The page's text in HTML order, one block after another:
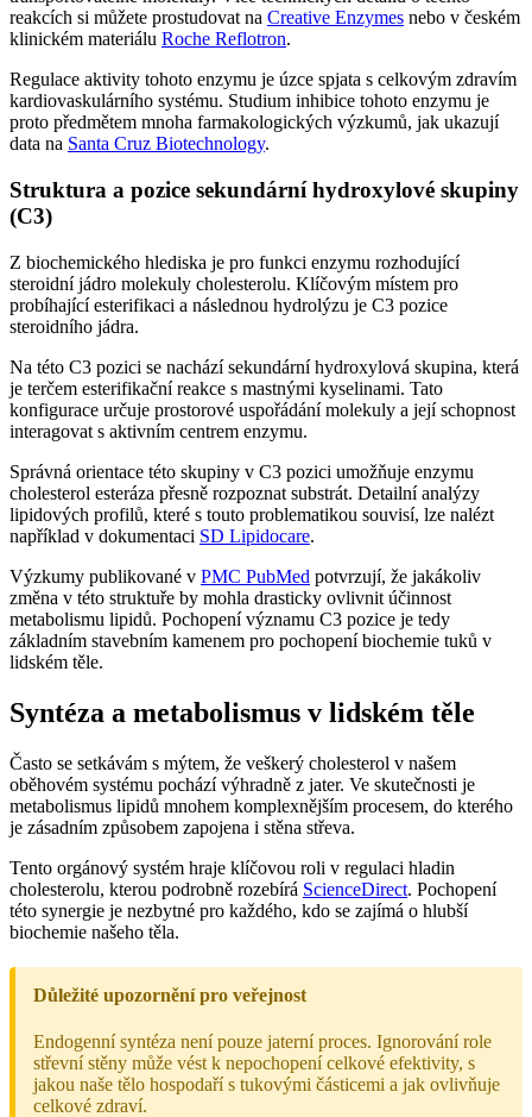
reakcích si můžete prostudovat na Creative Enzymes nebo v českém
klinickém materiálu Roche Reflotron.
Regulace aktivity tohoto enzymu je úzce spjata s celkovým zdravím
kardiovaskulárního systému. Studium inhibice tohoto enzymu je
proto předmětem mnoha farmakologických výzkumů, jak ukazují
data na Santa Cruz Biotechnology.
Struktura a pozice sekundární hydroxylové skupiny
(C3)
Z biochemického hlediska je pro funkci enzymu rozhodující
steroidní jádro molekuly cholesterolu. Klíčovým místem pro
probíhající esterifikaci a následnou hydrolýzu je C3 pozice
steroidního jádra.
Na této C3 pozici se nachází sekundární hydroxylová skupina, která
je terčem esterifikační reakce s mastnými kyselinami. Tato
konfigurace určuje prostorové uspořádání molekuly a její schopnost
interagovat s aktivním centrem enzymu.
Správná orientace této skupiny v C3 pozici umožňuje enzymu
cholesterol esteráza přesně rozpoznat substrát. Detailní analýzy
lipidových profilů, které s touto problematikou souvisí, lze nalézt
například v dokumentaci SD Lipidocare.
Výzkumy publikované v PMC PubMed potvrzují, že jakákoliv
změna v této struktuře by mohla drasticky ovlivnit účinnost
metabolismu lipidů. Pochopení významu C3 pozice je tedy
základním stavebním kamenem pro pochopení biochemie tuků v
lidském těle.
Syntéza a metabolismus v lidském těle
Často se setkávám s mýtem, že veškerý cholesterol v našem
oběhovém systému pochází výhradně z jater. Ve skutečnosti je
metabolismus lipidů mnohem komplexnějším procesem, do kterého
je zásadním způsobem zapojena i stěna střeva.
Tento orgánový systém hraje klíčovou roli v regulaci hladin
cholesterolu, kterou podrobně rozebírá ScienceDirect. Pochopení
této synergie je nezbytné pro každého, kdo se zajímá o hlubší
biochemie našeho těla.
Důležité upozornění pro veřejnost
Endogenní syntéza není pouze jaterní proces. Ignorování role
střevní stěny může vést k nepochopení celkové efektivity, s
jakou naše tělo hospodaří s tukovými částicemi a jak ovlivňuje
celkové zdraví.